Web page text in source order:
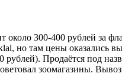
300-400 рублей за
но там цены
рублей). Продаётся под
зоомагазины.